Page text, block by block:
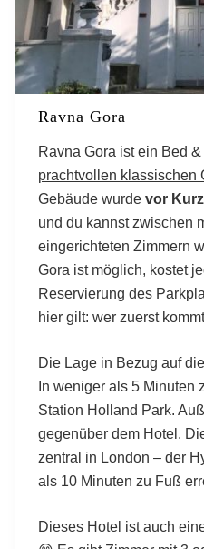
Ravna Gora
Ravna Gora ist ein Bed
prachtvollen klassischen
Gebäude wurde vor
und du kannst zwischen
eingerichteten Zimmern
Gora ist möglich, kostet
Reservierung des
hier gilt: wer zuerst
Die Lage in Bezug auf
In weniger als 5 Minuten
Station Holland Park.
gegenüber dem Hotel.
zentral in London – der
als 10 Minuten zu Fuß
Dieses Hotel ist auch